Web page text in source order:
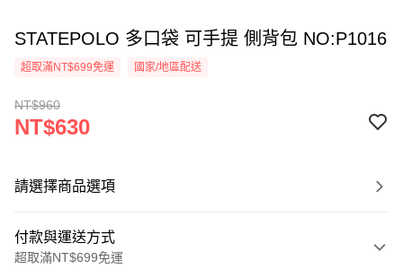
STATEPOLO 多口袋 可手提 側背包 NO:P1016
超取滿NT$699免運 國家/地區配送
NT$960
NT$630
請選擇商品選項
付款與運送方式
超取滿NT$699免運